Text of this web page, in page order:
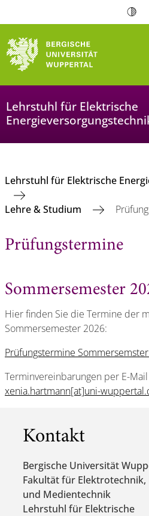
Lehrstuhl für Elektrische
Lehrstuhl für Elektrische
Lehre & Studium
Prüfungstermine
Sommersemester
Hier finden Sie die Termine der
Sommersemester 2026:
Prüfungstermine
Terminvereinbarungen per E-Mail
xenia.hartmann[at]uni-
Kontakt
Bergische Universität
Fakultät für
und Medientechnik
Lehrstuhl für Elektrische